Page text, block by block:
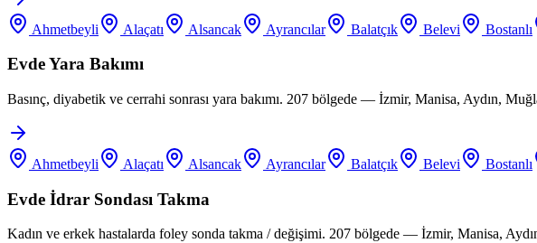
Ahmetbeyli Alaçatı Alsancak Ayrancılar Balatçık Belevi Bostanlı
Evde Yara Bakımı
Basınç, diyabetik ve cerrahi sonrası yara bakımı. 207 bölgede — İzmir, Manisa, Aydın,
Ahmetbeyli Alaçatı Alsancak Ayrancılar Balatçık Belevi Bostanlı
Evde İdrar Sondası Takma
Kadın ve erkek hastalarda foley sonda takma / değişimi. 207 bölgede — İzmir, Manisa,